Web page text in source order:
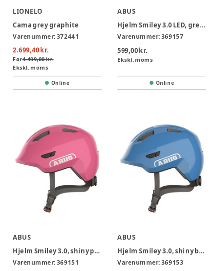
LIONELO
Cama grey graphite
Varenummer:372441
2.699,40 kr.
Før4.499,00 kr.
Ekskl. moms
Online
ABUS
Hjelm Smiley 3.0 LED, grey space*, M
Varenummer:369157
599,00 kr.
Ekskl. moms
Online
ABUS
Hjelm Smiley 3.0, shiny pink, M
Varenummer:369151
ABUS
Hjelm Smiley 3.0, shiny blue, M
Varenummer:369153